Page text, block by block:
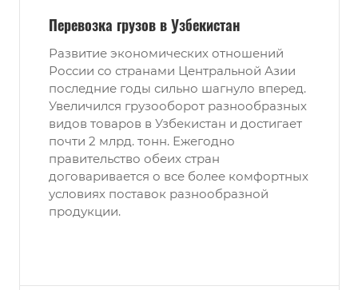
Перевозка грузов в Узбекистан
Развитие экономических отношений
России со странами Центральной Азии
последние годы сильно шагнуло вперед.
Увеличился грузооборот разнообразных
видов товаров в Узбекистан и достигает
почти 2 млрд. тонн. Ежегодно
правительство обеих стран
договаривается о все более комфортных
условиях поставок разнообразной
продукции.